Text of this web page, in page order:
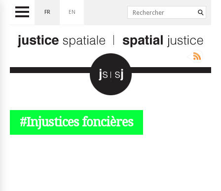
FR EN
#Injustices foncières